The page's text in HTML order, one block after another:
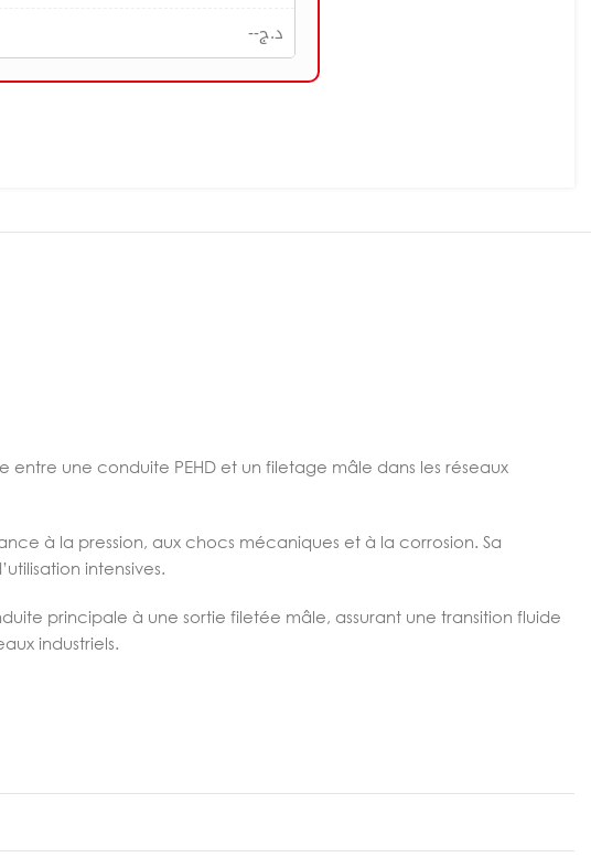
--د.ج
une conduite PEHD et un filetage mâle dans les réseaux
à la pression, aux chocs mécaniques et à la corrosion. Sa
intensives.
principale à une sortie filetée mâle, assurant une transition fluide
industriels.